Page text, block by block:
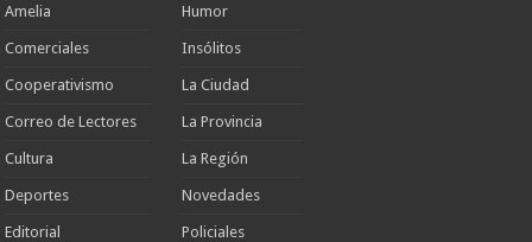
Amelia
Comerciales
Cooperativismo
Correo de Lectores
Cultura
Deportes
Editorial
Humor
Insólitos
La Ciudad
La Provincia
La Región
Novedades
Policiales